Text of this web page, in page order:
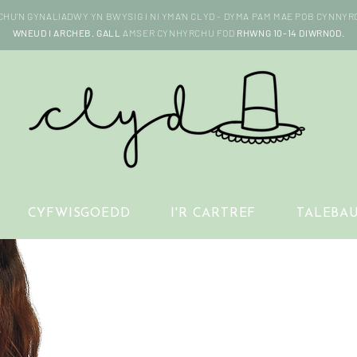
GYNALIADWY YN BWYSIG I NI YMA'N CLYD - DYMA PAM MAE POB
WNEUD I ARCHEB. GALL AMSER CYNHYRCHU FOD RHWNG 10-14 DIWRNOD.
CYFWISGOEDD I'R CARTREF